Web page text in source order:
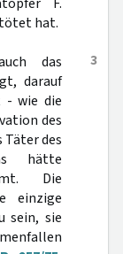
hat.
3
das
darauf
- wie die
des
Täter des
hätte
Die
einzige
sein, sie